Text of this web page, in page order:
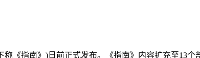
指南》)日前正式发布。《指南》内容扩充至13个